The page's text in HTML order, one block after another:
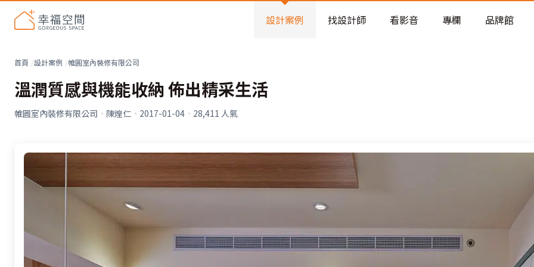
老屋預算分配與高 CP 值煥新術
設計案例 找設計師 看影音 專欄 品牌館
首頁 設計案例 帷圓室內裝修有限公司
溫潤質感與機能收納 佈出精采生活
帷圓室內裝修有限公司 · 陳煌仁 · 2017-01-04 · 28,411 人氣